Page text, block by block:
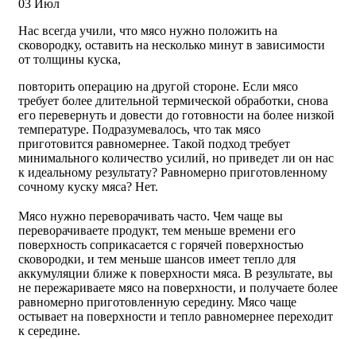
03 Июл
Нас всегда учили, что мясо нужно положить на
сковородку, оставить на несколько минут в зависимости
от толщины куска,
повторить операцию на другой стороне. Если мясо
требует более длительной термической обработки, снова
его перевернуть и довести до готовности на более низкой
температуре. Подразумевалось, что так мясо
приготовится равномернее. Такой подход требует
минимального количество усилий, но приведет ли он нас
к идеальному результату? Равномерно приготовленному
сочному куску мяса? Нет.
Мясо нужно переворачивать часто. Чем чаще вы
переворачиваете продукт, тем меньше времени его
поверхность соприкасается с горячей поверхностью
сковородки, и тем меньше шансов имеет тепло для
аккумуляции ближе к поверхности мяса. В результате, вы
не пережариваете мясо на поверхности, и получаете более
равномерно приготовленную середину. Мясо чаще
остывает на поверхности и тепло равномернее переходит
к середине.